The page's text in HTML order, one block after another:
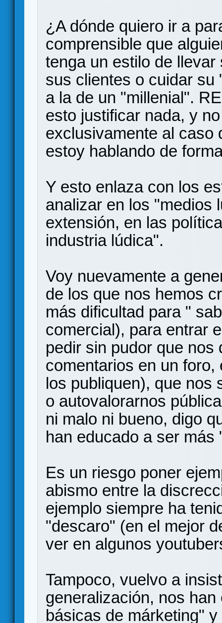
¿A dónde quiero ir a
comprensible que
tenga un estilo de
sus clientes o cuidar su
a la de un "millenial".
esto justificar nada, y
exclusivamente al caso
estoy hablando de
Y esto enlaza con los
analizar en los "medios
extensión, en las
industria lúdica".
Voy nuevamente a
de los que nos hemos
más dificultad para "
comercial), para entrar
pedir sin pudor que
comentarios en un
los publiquen), que nos
o autovalorarnos
ni malo ni bueno, digo
han educado a ser más
Es un riesgo poner
abismo entre la
ejemplo siempre ha
"descaro" (en el mejor
ver en algunos
Tampoco, vuelvo a
generalización, nos
básicas de márketing"